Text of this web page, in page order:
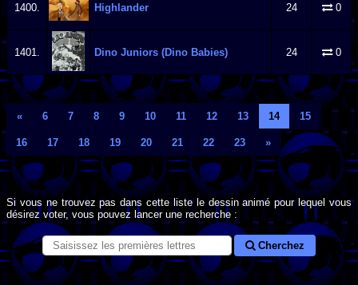
1400. Highlander 24 0
1401. Dino Juniors (Dino Babies) 24 0
« 6 7 8 9 10 11 12 13 14 15
16 17 18 19 20 21 22 23 »
Si vous ne trouvez pas dans cette liste le dessin animé pour lequel vous
désirez voter, vous pouvez lancer une recherche :
Cherchez